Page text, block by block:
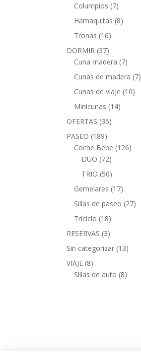
Columpios (7)
Hamaquitas (8)
Tronas (16)
DORMIR (37)
Cuna madera (7)
Cunas de madera (7)
Cunas de viaje (10)
Minicunas (14)
OFERTAS (36)
PASEO (189)
Coche Bebe (126)
DUO (72)
TRIO (50)
Gemelares (17)
Sillas de paseo (27)
Triciclo (18)
RESERVAS (3)
Sin categorizar (13)
VIAJE (8)
Sillas de auto (8)